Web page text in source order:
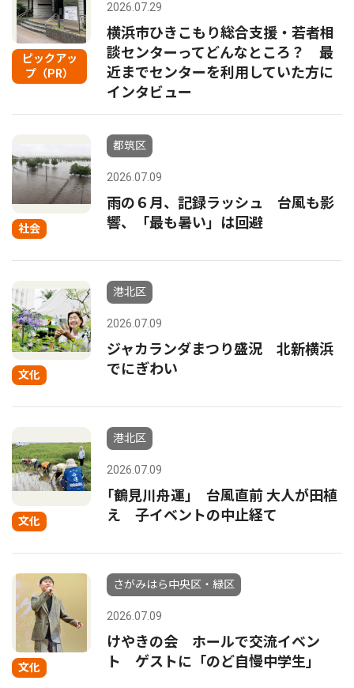
ピックアッ
プ（PR）
2026.07.29
横浜市ひきこもり総合支援・若者相
談センターってどんなところ？ 最
近までセンターを利用していた方に
インタビュー
社会
都筑区
2026.07.09
雨の６月、記録ラッシュ 台風も影
響、「最も暑い」は回避
文化
港北区
2026.07.09
ジャカランダまつり盛況 北新横浜
でにぎわい
文化
港北区
2026.07.09
｢鶴見川舟運｣ 台風直前 大人が田植
え 子イベントの中止経て
文化
さがみはら中央区・緑区
2026.07.09
けやきの会 ホールで交流イベン
ト ゲストに「のど自慢中学生」